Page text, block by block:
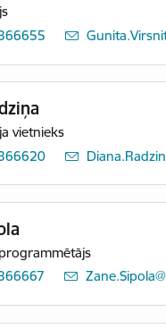
E-pasts:
vietnieks
E-pasts:
E-pasts: